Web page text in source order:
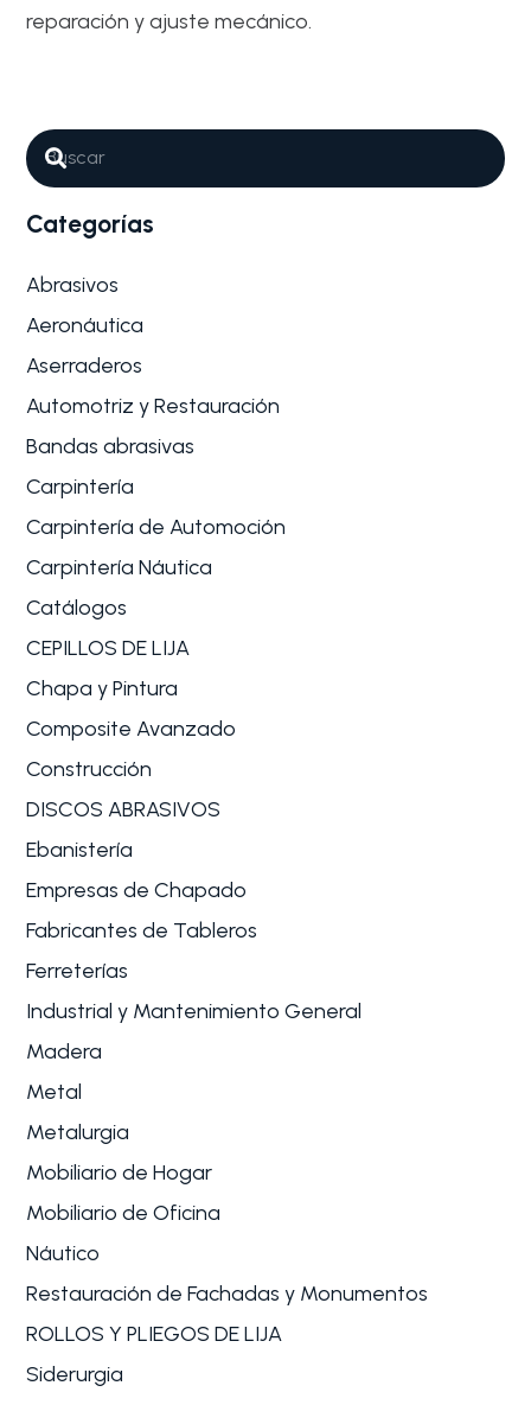
reparación y ajuste mecánico.
Por qué son tan importantes los
Abrasivos para Mantenimiento de
maquinaria minera
El mantenimiento preventivo y correctivo en la
industria minera es una labor…
Categorías
Abrasivos
Aeronáutica
Aserraderos
Automotriz y Restauración
Bandas abrasivas
Carpintería
Carpintería de Automoción
Carpintería Náutica
Catálogos
CEPILLOS DE LIJA
Chapa y Pintura
Composite Avanzado
Construcción
DISCOS ABRASIVOS
Ebanistería
Empresas de Chapado
Fabricantes de Tableros
Ferreterías
Industrial y Mantenimiento General
Madera
Metal
Metalurgia
Mobiliario de Hogar
Mobiliario de Oficina
Náutico
Restauración de Fachadas y Monumentos
ROLLOS Y PLIEGOS DE LIJA
Siderurgia